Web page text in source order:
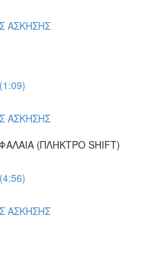
ΑΣΚΗΣΗΣ
ΑΣΚΗΣΗΣ
(ΠΛΗΚΤΡΟ SHIFT)
ΑΣΚΗΣΗΣ